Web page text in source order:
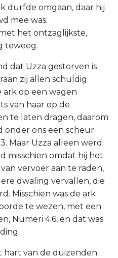
durfde omgaan, daar hij
mee was.
het ontzaglijkste,
teweeg.
dat Uzza gestorven is
zij allen schuldig
ark op een wagen
van haar op de
te laten dragen, daarom
onder ons een scheur
Maar Uzza alleen werd
misschien omdat hij het
vervoer aan te raden,
dwaling vervallen, die
Misschien was de ark
te wezen, met een
Numeri 4:6, en dat was
hart van de duizenden